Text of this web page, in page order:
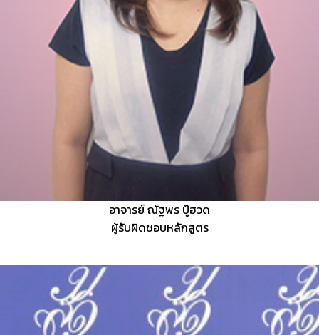
อาจารย์ ณัฐพร บู๊ฮวด
ผู้รับผิดชอบหลักสูตร